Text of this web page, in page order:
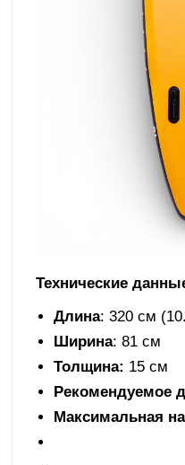
Технические
Длина: 320 см
Ширина: 81 см
Толщина: 15 см
Рекомендуемое
Максимальная